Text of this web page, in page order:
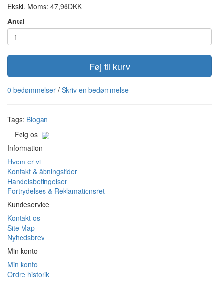
Ekskl. Moms: 47,96DKK
Antal
Føj til kurv
0 bedømmelser / Skriv en bedømmelse
Tags: Biogan
Følg os
Information
Hvem er vi
Kontakt & åbningstider
Handelsbetingelser
Fortrydelses & Reklamationsret
Kundeservice
Kontakt os
Site Map
Nyhedsbrev
Min konto
Min konto
Ordre historik